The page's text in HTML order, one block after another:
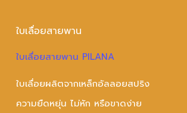
ใบเลื่อยสายพาน
ใบเลื่อยสายพาน PILANA
ใบเลื่อยผลิตจากเหล็กอัลลอยสปริง
ความยืดหยุ่น ไม่หัก หรือขาดง่าย